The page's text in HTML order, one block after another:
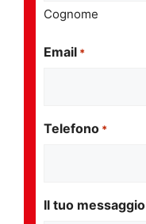
Cognome
Email *
Telefono *
Il tuo messaggio